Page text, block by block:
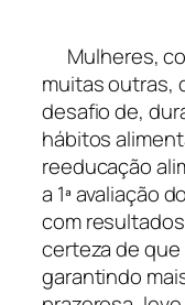
Mulheres,
muitas outras,
desafio de,
hábitos
reeducação
a 1ª avaliação
com
certeza de
garantindo